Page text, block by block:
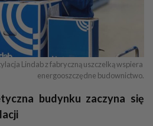
Lindab z fabryczną uszczelką wspiera
energooszczędne budownictwo.
budynku zaczyna się